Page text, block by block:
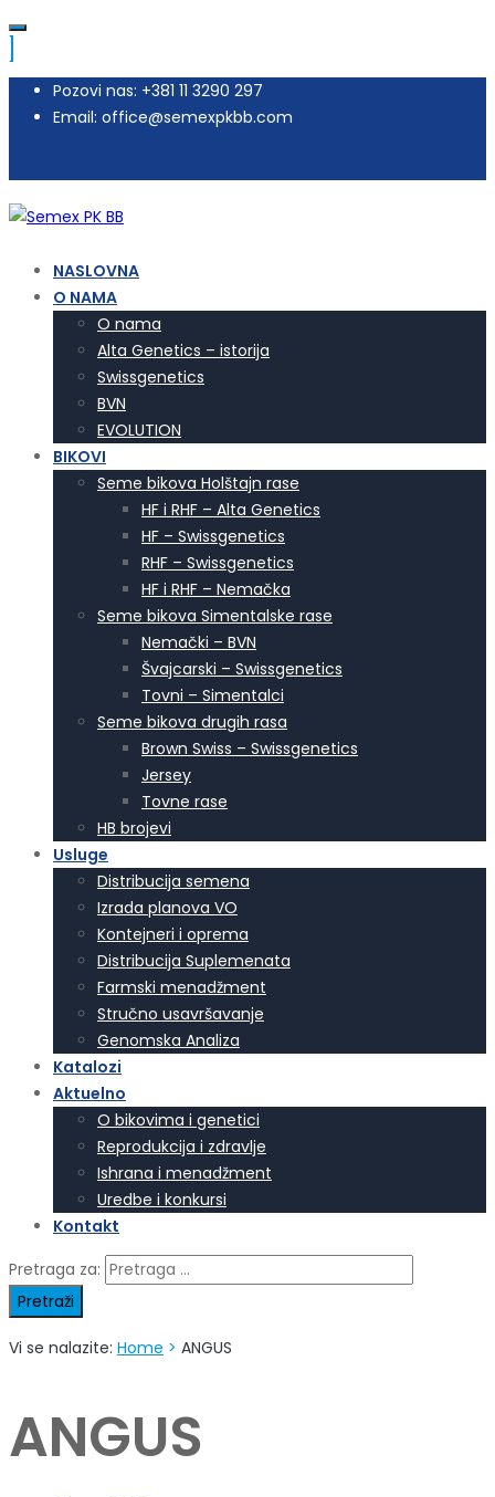
Pozovi nas: +381 11 3290 297
Email: office@semexpkbb.com
NASLOVNA
O NAMA
O nama
Alta Genetics – istorija
Swissgenetics
BVN
EVOLUTION
BIKOVI
Seme bikova Holštajn rase
HF i RHF – Alta Genetics
HF – Swissgenetics
RHF – Swissgenetics
HF i RHF – Nemačka
Seme bikova Simentalske rase
Nemački – BVN
Švajcarski – Swissgenetics
Tovni – Simentalci
Seme bikova drugih rasa
Brown Swiss – Swissgenetics
Jersey
Tovne rase
HB brojevi
Usluge
Distribucija semena
Izrada planova VO
Kontejneri i oprema
Distribucija Suplemenata
Farmski menadžment
Stručno usavršavanje
Genomska Analiza
Katalozi
Aktuelno
O bikovima i genetici
Reprodukcija i zdravlje
Ishrana i menadžment
Uredbe i konkursi
Kontakt
Pretraga za:
Vi se nalazite: Home > ANGUS
ANGUS